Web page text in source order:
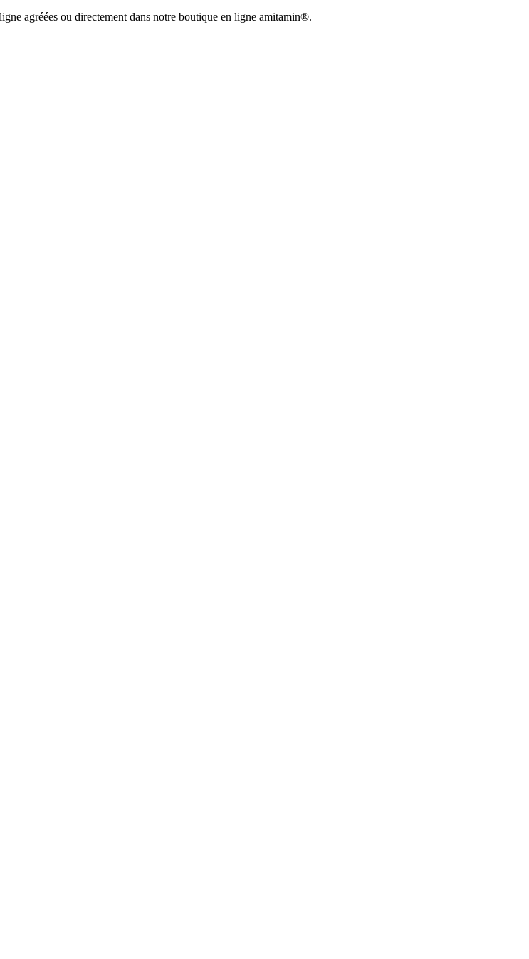
agréées ou directement dans notre boutique en ligne amitamin®.